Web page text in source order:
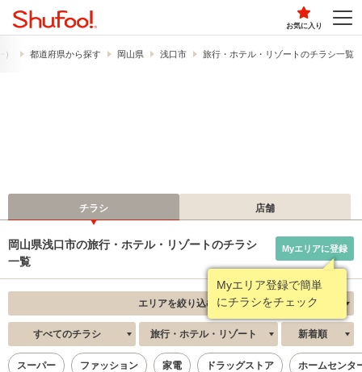
お気に入り
都道府県から探す 岡山県 浅口市 旅行・ホテル・リゾートのチラシ一覧
チラシ 店舗
岡山県浅口市の旅行・ホテル・リゾートのチラシ
一覧
Myエリア登録で簡単
にチラシをチェック
Myエリアに登録
エリアを絞り込む
すべてのチラシ 旅行・ホテル・リゾート 新着順
スーパー ファッション 家電 ドラッグストア ホームセンタ